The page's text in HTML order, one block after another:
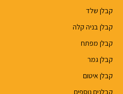
קבלן שלד
קבלן בניה קלה
קבלן מפתח
קבלן גמר
קבלן איטום
קבלנים נוספים